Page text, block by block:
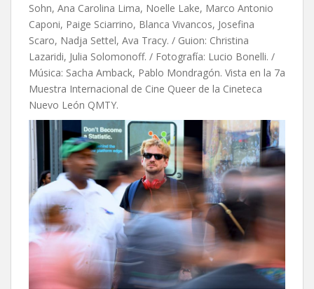
Sohn, Ana Carolina Lima, Noelle Lake, Marco Antonio
Caponi, Paige Sciarrino, Blanca Vivancos, Josefina
Scaro, Nadja Settel, Ava Tracy. / Guion: Christina
Lazaridi, Julia Solomonoff. / Fotografía: Lucio Bonelli. /
Música: Sacha Amback, Pablo Mondragón. Vista en la 7a
Muestra Internacional de Cine Queer de la Cineteca
Nuevo León QMTY.